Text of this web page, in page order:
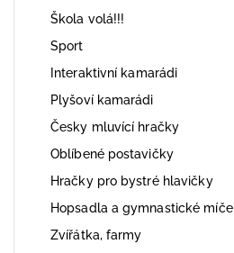
Škola volá!!!
Sport
Interaktivní kamarádi
Plyšoví kamarádi
Česky mluvící hračky
Oblíbené postavičky
Hračky pro bystré hlavičky
Hopsadla a gymnastické míče
Zvířátka, farmy